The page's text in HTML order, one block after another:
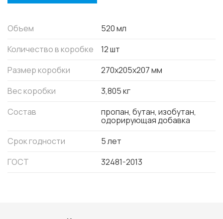
Объем
520 мл
Количество в коробке
12 шт
Размер коробки
270x205x207 мм
Вес коробки
3,805 кг
Состав
пропан, бутан, изобутан,
одорирующая добавка
Срок годности
5 лет
ГОСТ
32481-2013